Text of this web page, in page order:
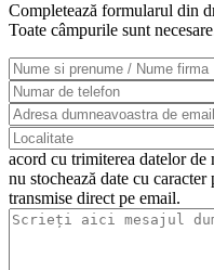
Completează formularul din
Toate câmpurile sunt
acord cu trimiterea datelor de
nu stochează date cu
transmise direct pe email.